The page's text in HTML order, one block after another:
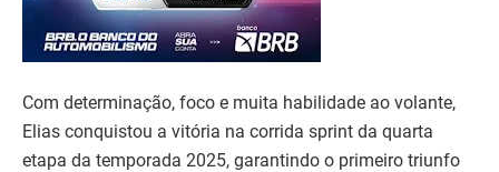
Com determinação, foco e muita habilidade ao volante,
Elias conquistou a vitória na corrida sprint da quarta
etapa da temporada 2025, garantindo o primeiro triunfo